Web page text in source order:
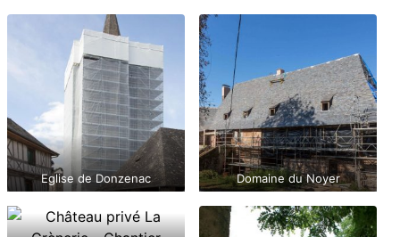
Eglise de Donzenac Domaine du Noyer